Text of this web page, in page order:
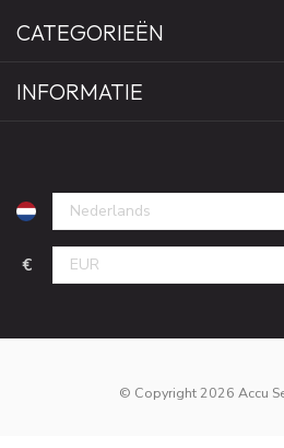
CATEGORIEËN
INFORMATIE
€
© Copyright 2026 Accu